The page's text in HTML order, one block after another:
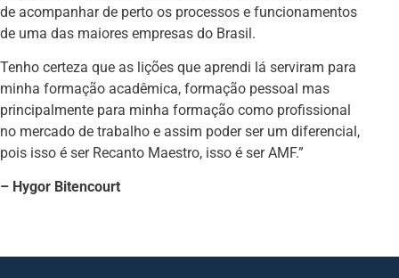
de acompanhar de perto os processos e funcionamentos
de uma das maiores empresas do Brasil.
Tenho certeza que as lições que aprendi lá serviram para
minha formação acadêmica, formação pessoal mas
principalmente para minha formação como profissional
no mercado de trabalho e assim poder ser um diferencial,
pois isso é ser Recanto Maestro, isso é ser AMF.”
– Hygor Bitencourt